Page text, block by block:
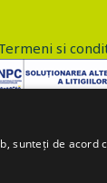
si
url: "https://
sunteți de acord